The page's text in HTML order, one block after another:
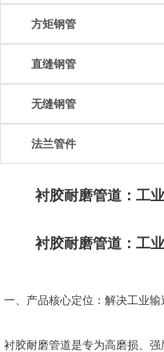
方矩钢管
直缝钢管
无缝钢管
法兰管件
衬胶耐磨管道：工
衬胶耐磨管道：工
一、产品核心定位：解决工业输
衬胶耐磨管道是专为高磨损、